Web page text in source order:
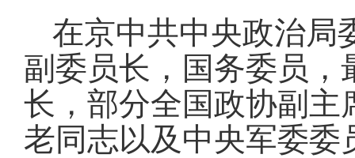
在京中共中央政治局
副委员长，国务委员
长，部分全国政协副主
老同志以及中央军委委